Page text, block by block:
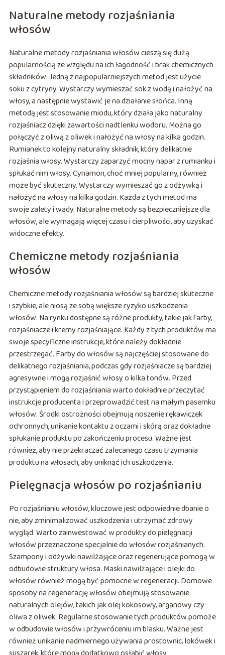
Naturalne metody rozjaśniania
włosów
Naturalne metody rozjaśniania włosów cieszą się dużą
popularnością ze względu na ich łagodność i brak chemicznych
składników. Jedną z najpopularniejszych metod jest użycie
soku z cytryny. Wystarczy wymieszać sok z wodą i nałożyć na
włosy, a następnie wystawić je na działanie słońca. Inną
metodą jest stosowanie miodu, który działa jako naturalny
rozjaśniacz dzięki zawartości nadtlenku wodoru. Można go
połączyć z oliwą z oliwek i nałożyć na włosy na kilka godzin.
Rumianek to kolejny naturalny składnik, który delikatnie
rozjaśnia włosy. Wystarczy zaparzyć mocny napar z rumianku i
spłukać nim włosy. Cynamon, choć mniej popularny, również
może być skuteczny. Wystarczy wymieszać go z odżywką i
nałożyć na włosy na kilka godzin. Każda z tych metod ma
swoje zalety i wady. Naturalne metody są bezpieczniejsze dla
włosów, ale wymagają więcej czasu i cierpliwości, aby uzyskać
widoczne efekty.
Chemiczne metody rozjaśniania
włosów
Chemiczne metody rozjaśniania włosów są bardziej skuteczne
i szybkie, ale niosą ze sobą większe ryzyko uszkodzenia
włosów. Na rynku dostępne są różne produkty, takie jak farby,
rozjaśniacze i kremy rozjaśniające. Każdy z tych produktów ma
swoje specyficzne instrukcje, które należy dokładnie
przestrzegać. Farby do włosów są najczęściej stosowane do
delikatnego rozjaśniania, podczas gdy rozjaśniacze są bardziej
agresywne i mogą rozjaśnić włosy o kilka tonów. Przed
przystąpieniem do rozjaśniania warto dokładnie przeczytać
instrukcje producenta i przeprowadzić test na małym pasemku
włosów. Środki ostrożności obejmują noszenie rękawiczek
ochronnych, unikanie kontaktu z oczami i skórą oraz dokładne
spłukanie produktu po zakończeniu procesu. Ważne jest
również, aby nie przekraczać zalecanego czasu trzymania
produktu na włosach, aby uniknąć ich uszkodzenia.
Pielęgnacja włosów po rozjaśnianiu
Po rozjaśnianiu włosów, kluczowe jest odpowiednie dbanie o
nie, aby zminimalizować uszkodzenia i utrzymać zdrowy
wygląd. Warto zainwestować w produkty do pielęgnacji
włosów przeznaczone specjalnie do włosów rozjaśnianych.
Szampony i odżywki nawilżające oraz regenerujące pomogą w
odbudowie struktury włosa. Maski nawilżające i olejki do
włosów również mogą być pomocne w regeneracji. Domowe
sposoby na regenerację włosów obejmują stosowanie
naturalnych olejów, takich jak olej kokosowy, arganowy czy
oliwa z oliwek. Regularne stosowanie tych produktów pomoże
w odbudowie włosów i przywróceniu im blasku. Ważne jest
również unikanie nadmiernego używania prostownic, lokówek i